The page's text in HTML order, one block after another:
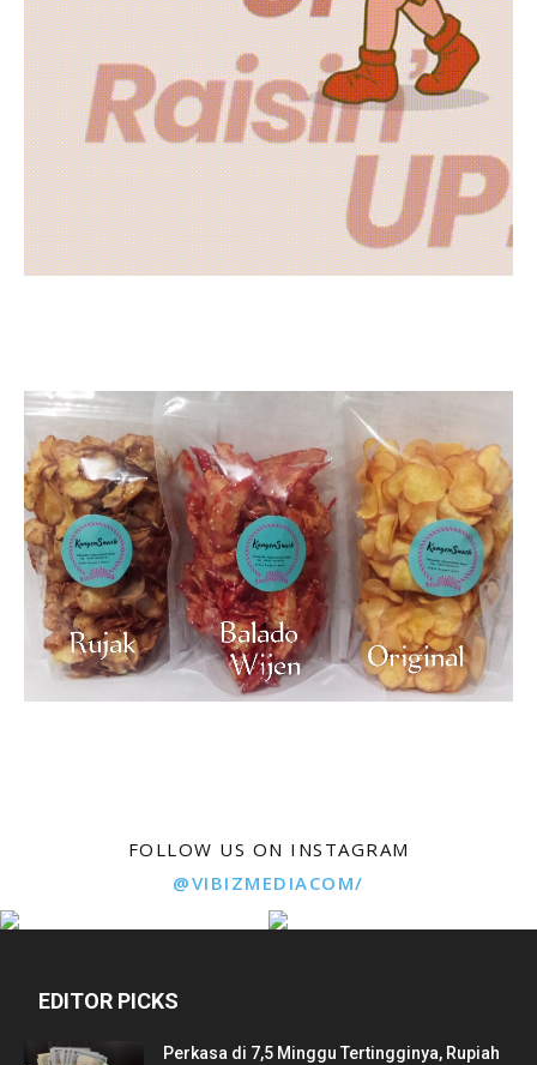
FOLLOW US ON INSTAGRAM
@VIBIZMEDIACOM/
EDITOR PICKS
Perkasa di 7,5 Minggu Tertingginya, Rupiah